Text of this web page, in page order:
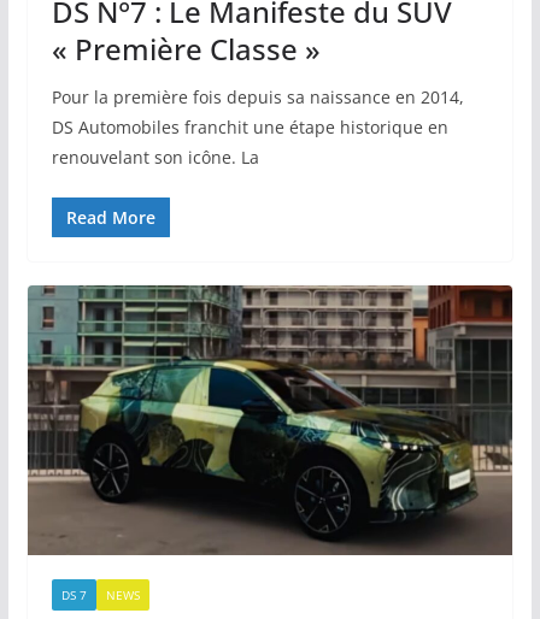
DS N°7 : Le Manifeste du SUV
« Première Classe »
Pour la première fois depuis sa naissance en 2014,
DS Automobiles franchit une étape historique en
renouvelant son icône. La
Read More
DS 7 NEWS